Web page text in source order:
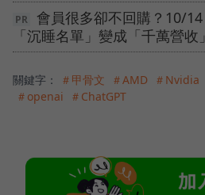
會員很多卻不回購？10/
「沉睡名單」變成「千萬營收
關鍵字： ＃甲骨文 ＃AMD ＃Nvidia
＃openai
＃ChatGPT